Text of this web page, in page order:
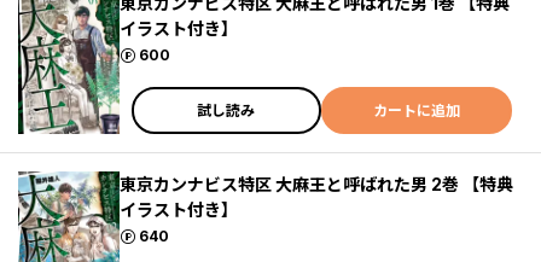
イラスト付き】
600
ポイント
試し読み カートに追加
東京カンナビス特区 大麻王と呼ばれた男 2巻 【特典
イラスト付き】
640
ポイント